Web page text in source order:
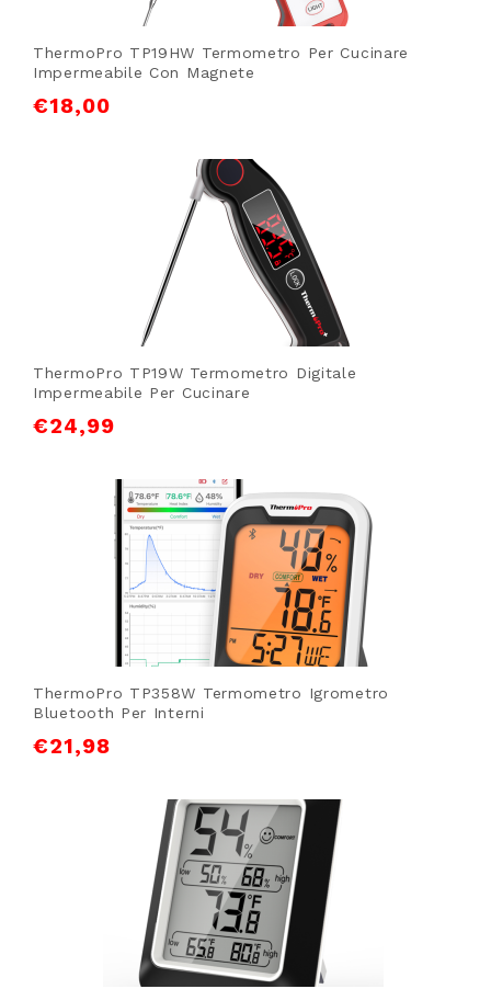
ThermoPro TP19HW Termometro Per Cucinare
Impermeabile Con Magnete
€18,00
ThermoPro TP19W Termometro Digitale
Impermeabile Per Cucinare
€24,99
ThermoPro TP358W Termometro Igrometro
Bluetooth Per Interni
€21,98